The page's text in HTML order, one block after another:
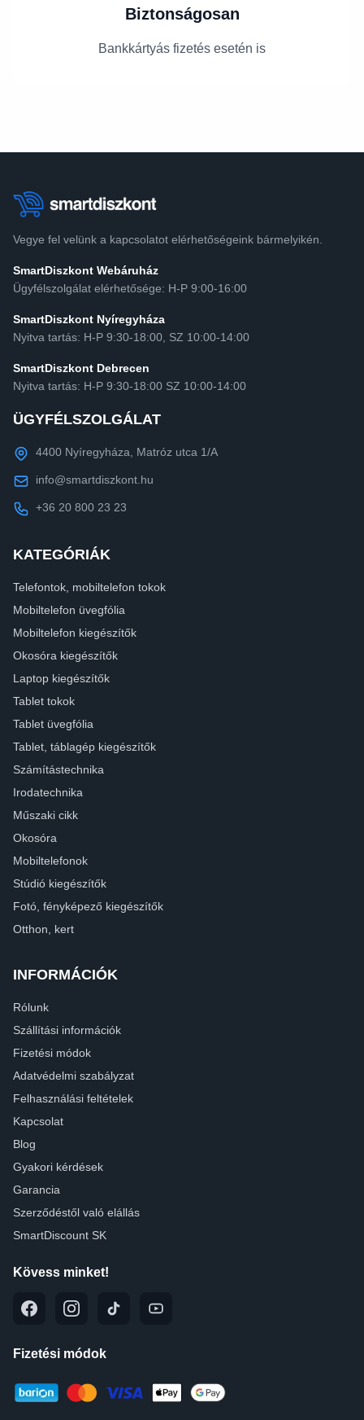
Biztonságosan
Bankkártyás fizetés esetén is
Vegye fel velünk a kapcsolatot elérhetőségeink bármelyikén.
SmartDiszkont Webáruház
Ügyfélszolgálat elérhetősége: H-P 9:00-16:00
SmartDiszkont Nyíregyháza
Nyitva tartás: H-P 9:30-18:00, SZ 10:00-14:00
SmartDiszkont Debrecen
Nyitva tartás: H-P 9:30-18:00 SZ 10:00-14:00
ÜGYFÉLSZOLGÁLAT
4400 Nyíregyháza, Matróz utca 1/A
info@smartdiszkont.hu
+36 20 800 23 23
KATEGÓRIÁK
Telefontok, mobiltelefon tokok
Mobiltelefon üvegfólia
Mobiltelefon kiegészítők
Okosóra kiegészítők
Laptop kiegészítők
Tablet tokok
Tablet üvegfólia
Tablet, táblagép kiegészítők
Számítástechnika
Irodatechnika
Műszaki cikk
Okosóra
Mobiltelefonok
Stúdió kiegészítők
Fotó, fényképező kiegészítők
Otthon, kert
INFORMÁCIÓK
Rólunk
Szállítási információk
Fizetési módok
Adatvédelmi szabályzat
Felhasználási feltételek
Kapcsolat
Blog
Gyakori kérdések
Garancia
Szerződéstől való elállás
SmartDiscount SK
Kövess minket!
Fizetési módok